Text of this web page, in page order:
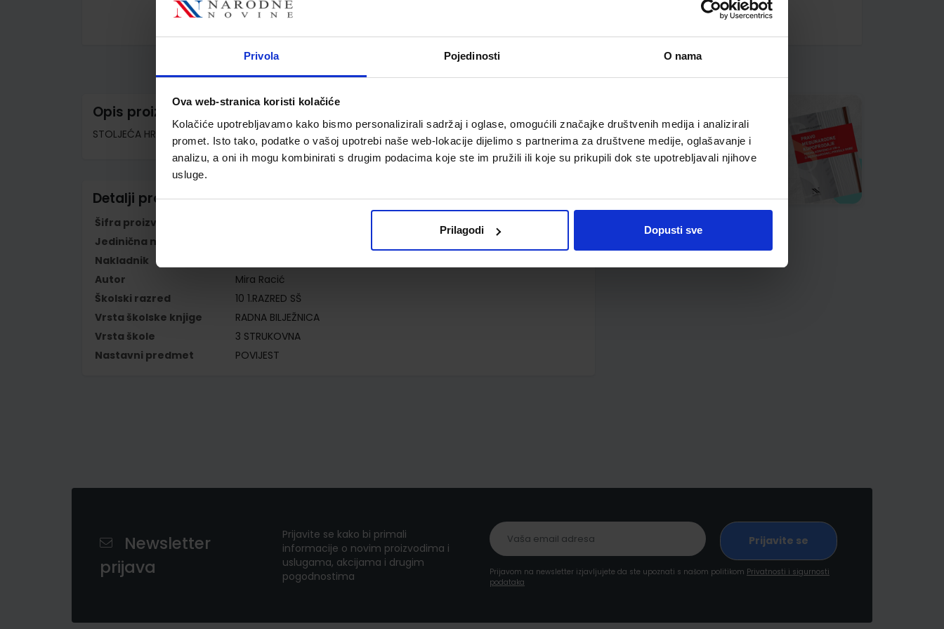
Privola Pojedinosti O nama
Ova web-stranica koristi kolačiće
Kolačiće upotrebljavamo kako bismo personalizirali sadržaj i oglase, omogućili značajke društvenih medija i analizirali
promet. Isto tako, podatke o vašoj upotrebi naše web-lokacije dijelimo s partnerima za društvene medije, oglašavanje i
analizu, a oni ih mogu kombinirati s drugim podacima koje ste im pružili ili koje su prikupili dok ste upotrebljavali njihove
usluge.
Prilagodi Dopusti sve
gallery
Opis proizvoda
STOLJEĆA HRVATSKE POVIJESTI; Radna bilježnica iz povijesti za prvi razred trogodišnjih strukovnih škola
Detalji proizvoda
Šifra proizvoda
Jedinična mjera
Nakladnik
Autor
Mira Racić
Školski razred
10 1.RAZRED SŠ
Vrsta školske knjige
RADNA BILJEŽNICA
Vrsta škole
3 STRUKOVNA
Nastavni predmet
POVIJEST
Newsletter
prijava
Prijavite se kako bi primali
informacije o novim proizvodima i
uslugama, akcijama i drugim
pogodnostima
Prijavom na newsletter izjavljujete da ste upoznati s našom politikom Privatnosti i sigurnosti
podataka